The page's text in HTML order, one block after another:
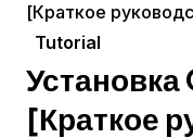
[Краткое
Tutorial
[Краткое